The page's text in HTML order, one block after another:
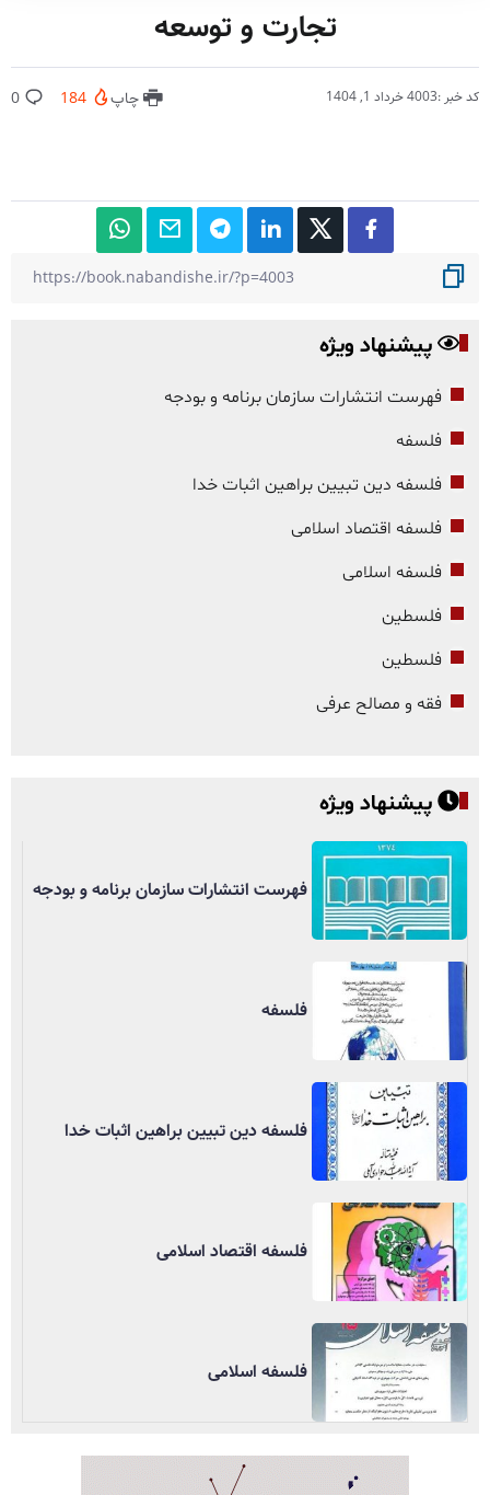
تجارت و توسعه
کد خبر :4003 خرداد 1, 1404 چاپ 184
0
پیشنهاد ویژه
فهرست انتشارات سازمان برنامه و بودجه
فلسفه
فلسفه دین تبیین براهین اثبات خدا
فلسفه اقتصاد اسلامی
فلسفه اسلامی
فلسطین
فلسطین
فقه و مصالح عرفی
پیشنهاد ویژه
فهرست انتشارات سازمان برنامه و بودجه
فلسفه
فلسفه دین تبیین براهین اثبات خدا
فلسفه اقتصاد اسلامی
فلسفه اسلامی